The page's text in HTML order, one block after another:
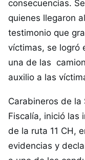
consecuencias.
quienes llegaron
testimonio que
víctimas, se logró
una de las
auxilio a las
Carabineros de la
Fiscalía, inició las
de la ruta 11 CH,
evidencias y